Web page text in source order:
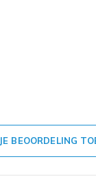
JE BEOORDELING